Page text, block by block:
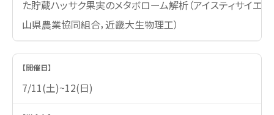
た貯蔵ハッサク果実のメタボローム解析（アイスティサイエン
山県農業協同組合，近畿大生物理工）
7/11(土)~12(日)